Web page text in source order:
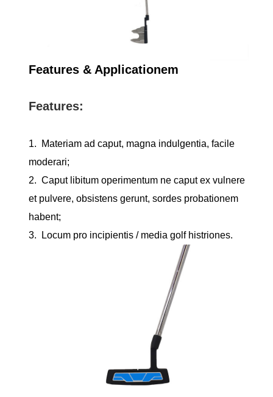
Features & Applicationem
Features:
1. Materiam ad caput, magna indulgentia, facile
moderari;
2. Caput libitum operimentum ne caput ex vulnere
et pulvere, obsistens gerunt, sordes probationem
habent;
3. Locum pro incipientis / media golf histriones.